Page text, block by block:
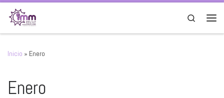
Saltar al contenido
Search
Inicio » Enero
Enero